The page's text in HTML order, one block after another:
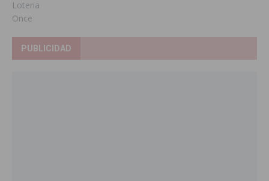
Loteria
Once
PUBLICIDAD